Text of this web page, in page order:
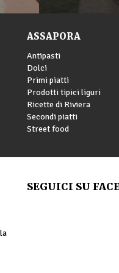
ASSAPORA
Antipasti
Dolci
Primi piatti
Prodotti tipici liguri
Ricette di Riviera
Secondi piatti
Street food
SEGUICI SU